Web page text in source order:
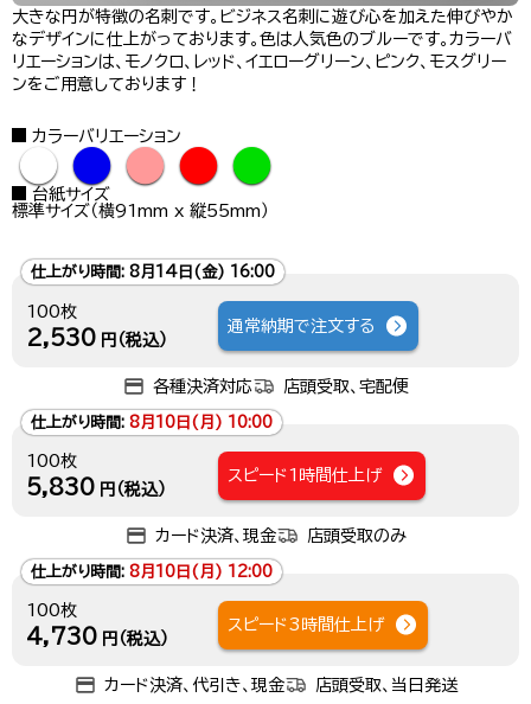
大きな円が特徴の名刺です。ビジネス名刺に遊び心を加えた伸びやか
なデザインに仕上がっております。色は人気色のブルーです。カラーバ
リエーションは、モノクロ、レッド、イエローグリーン、ピンク、モスグリー
ンをご用意しております！
カラーバリエーション
● ● ● ● ●
台紙サイズ
標準サイズ（横91mm x 縦55mm）
仕上がり時間: 8月14日(金) 16:00
100枚
2,530 円（税込）
通常納期で注文する
各種決済対応 店頭受取、宅配便
仕上がり時間: 8月10日(月) 10:00
100枚
5,830 円（税込）
スピード1時間仕上げ
カード決済、現金 店頭受取のみ
仕上がり時間: 8月10日(月) 12:00
100枚
4,730 円（税込）
スピード3時間仕上げ
カード決済、代引き、現金 店頭受取、当日発送